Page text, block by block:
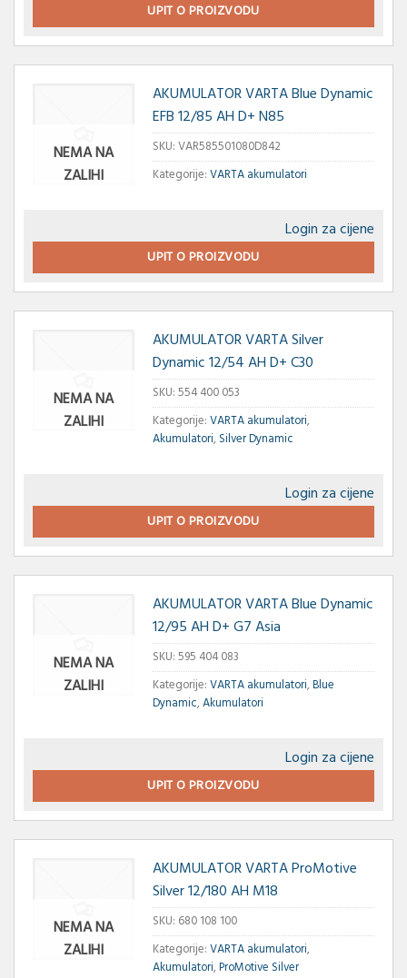
UPIT O PROIZVODU
NEMA NA
ZALIHI
AKUMULATOR VARTA Blue Dynamic
EFB 12/85 AH D+ N85
SKU:VAR585501080D842
Kategorije:VARTA akumulatori
Login za cijene
UPIT O PROIZVODU
NEMA NA
ZALIHI
AKUMULATOR VARTA Silver
Dynamic 12/54 AH D+ C30
SKU:554 400 053
Kategorije:VARTA akumulatori,
Akumulatori,Silver Dynamic
Login za cijene
UPIT O PROIZVODU
NEMA NA
ZALIHI
AKUMULATOR VARTA Blue Dynamic
12/95 AH D+ G7 Asia
SKU:595 404 083
Kategorije:VARTA akumulatori,Blue
Dynamic,Akumulatori
Login za cijene
UPIT O PROIZVODU
NEMA NA
ZALIHI
AKUMULATOR VARTA ProMotive
Silver 12/180 AH M18
SKU: 680 108 100
Kategorije:VARTA akumulatori,
Akumulatori,ProMotive Silver